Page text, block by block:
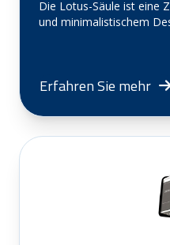
Die Lotus-Säule ist eine
und minimalistischem
Erfahren Sie mehr